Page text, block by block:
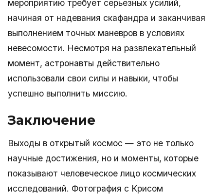
мероприятию требует серьезных усилий,
начиная от надевания скафандра и заканчивая
выполнением точных маневров в условиях
невесомости. Несмотря на развлекательный
момент, астронавты действительно
использовали свои силы и навыки, чтобы
успешно выполнить миссию.
Заключение
Выходы в открытый космос — это не только
научные достижения, но и моменты, которые
показывают человеческое лицо космических
исследований. Фотография с Крисом